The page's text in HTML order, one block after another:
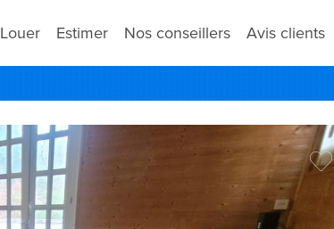
Louer Estimer Nos conseillers Avis clients